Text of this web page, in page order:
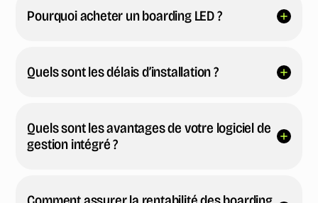
Pourquoi acheter un boarding LED ?
Quels sont les délais d’installation ?
Quels sont les avantages de votre logiciel de
gestion intégré ?